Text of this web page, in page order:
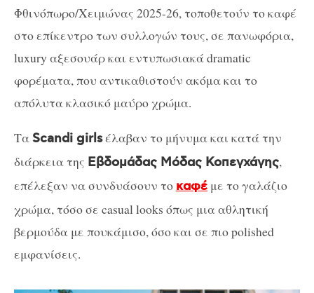
Φθινόπωρο/Χειμώνας 2025-26, τοποθετούν το καφέ
στο επίκεντρο των συλλογών τους, σε πανωφόρια,
luxury αξεσουάρ και εντυπωσιακά dramatic
φορέματα, που αντικαθιστούν ακόμα και το
απόλυτα κλασικό μαύρο χρώμα.
Τα Scandi girlsέλαβαν το μήνυμα και κατά την
διάρκεια της Εβδομάδας Μόδας Κοπεγχάγης,
επέλεξαν να συνδυάσουν το καφέ με το γαλάζιο
χρώμα, τόσο σε casual looks όπως μια αθλητική
βερμούδα με πουκάμισο, όσο και σε πιο polished
εμφανίσεις.